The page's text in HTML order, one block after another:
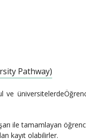
Pathway)
ve
ile tamamlayan
kayıt olabilirler.